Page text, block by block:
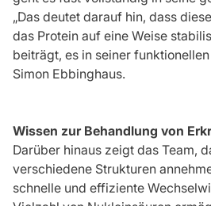
„Das deutet darauf hin, dass
das Protein auf eine Weise
beiträgt, es in seiner
Simon Ebbinghaus.
Wissen zur Behandlung von
Darüber hinaus zeigt das Team,
verschiedene Strukturen
schnelle und effiziente